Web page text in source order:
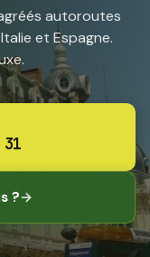
autoroutes
et Espagne.
?→